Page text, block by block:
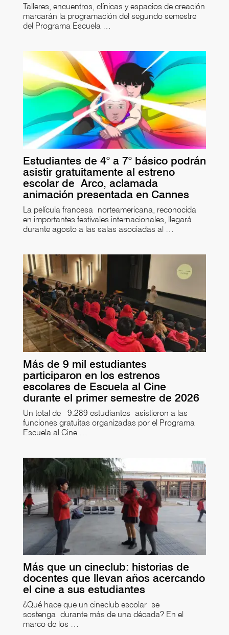
Talleres, encuentros, clínicas y espacios de creación
marcarán la programación del segundo semestre
del Programa Escuela …
Estudiantes de 4° a 7° básico podrán
asistir gratuitamente al estreno
escolar de Arco, aclamada
animación presentada en Cannes
La película francesa norteamericana, reconocida
en importantes festivales internacionales, llegará
durante agosto a las salas asociadas al …
Más de 9 mil estudiantes
participaron en los estrenos
escolares de Escuela al Cine
durante el primer semestre de 2026
Un total de 9.289 estudiantes asistieron a las
funciones gratuitas organizadas por el Programa
Escuela al Cine …
Más que un cineclub: historias de
docentes que llevan años acercando
el cine a sus estudiantes
¿Qué hace que un cineclub escolar se
sostenga durante más de una década? En el
marco de los …